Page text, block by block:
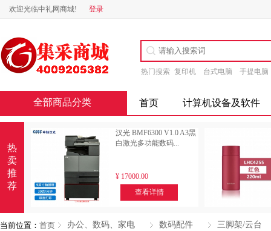
欢迎光临中礼网商城! 登录
热门搜索 复印机 台式电脑 手提电脑
全部商品分类 首页 计算机设备及软件
热
卖
推
荐
汉光 BMF6300 V1.0 A3黑
白激光多功能数码...
¥ 17000.00
查看详情
当前位置： 首页 办公、数码、家电 数码配件 三脚架/云台